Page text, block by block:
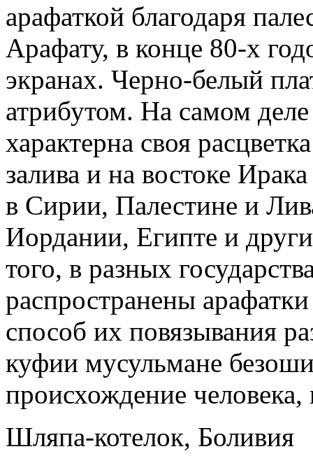
арафаткой благодаря
Арафату, в конце 80-х
экранах. Черно-белый
атрибутом. На самом
характерна своя
залива и на востоке
в Сирии, Палестине и
Иордании, Египте и
того, в разных
распространены
способ их повязывания
куфии мусульмане
происхождение человека,
Шляпа-котелок, Боливия